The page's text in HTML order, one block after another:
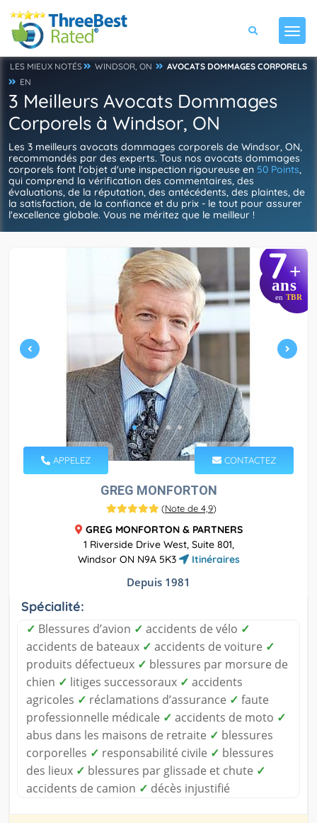
LES MIEUX NOTÉS WINDSOR, ON
AVOCATS DOMMAGES CORPORELS
EN
3 Meilleurs Avocats Dommages
Corporels à Windsor, ON
Les 3 meilleurs avocats dommages corporels de Windsor, ON,
recommandés par des experts. Tous nos avocats dommages
corporels font l'objet d'une inspection rigoureuse en 50 Points,
qui comprend la vérification des commentaires, des
évaluations, de la réputation, des antécédents, des plaintes, de
la satisfaction, de la confiance et du prix - le tout pour assurer
l'excellence globale. Vous ne méritez que le meilleur !
7+
ans
en TBR
APPELEZ CONTACTEZ
GREG MONFORTON
(Note de 4,9)
GREG MONFORTON & PARTNERS
1 Riverside Drive West, Suite 801,
Windsor ON N9A 5K3
Itinéraires
Depuis 1981
Spécialité:
✓ Blessures d’avion ✓ accidents de vélo ✓
accidents de bateaux ✓ accidents de voiture ✓
produits défectueux ✓ blessures par morsure de
chien ✓ litiges successoraux ✓ accidents
agricoles ✓ réclamations d’assurance ✓ faute
professionnelle médicale ✓ accidents de moto ✓
abus dans les maisons de retraite ✓ blessures
corporelles ✓ responsabilité civile ✓ blessures
des lieux ✓ blessures par glissade et chute ✓
accidents de camion ✓ décès injustifié